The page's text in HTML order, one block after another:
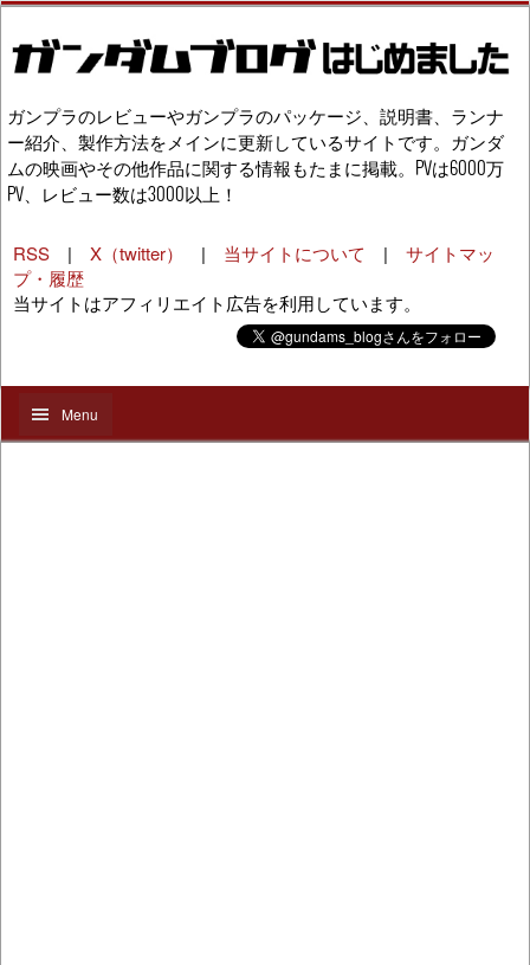
ガンプラのレビューやガンプラのパッケージ、説明書、ランナ
ー紹介、製作方法をメインに更新しているサイトです。ガンダ
ムの映画やその他作品に関する情報もたまに掲載。PVは6000万
PV、レビュー数は3000以上！
RSS | X（twitter） | 当サイトについて | サイトマッ
プ・履歴
当サイトはアフィリエイト広告を利用しています。
Menu